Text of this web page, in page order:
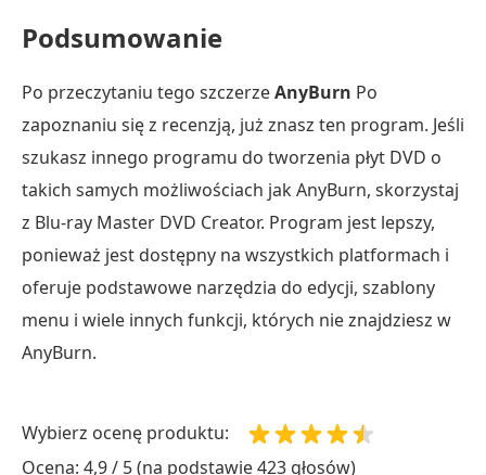
Podsumowanie
Po przeczytaniu tego szczerzeAnyBurn Po
zapoznaniu się z recenzją, już znasz ten program. Jeśli
szukasz innego programu do tworzenia płyt DVD o
takich samych możliwościach jak AnyBurn, skorzystaj
z Blu-ray Master DVD Creator. Program jest lepszy,
ponieważ jest dostępny na wszystkich platformach i
oferuje podstawowe narzędzia do edycji, szablony
menu i wiele innych funkcji, których nie znajdziesz w
AnyBurn.
Wybierz ocenę produktu:
Ocena: 4,9 / 5 (na podstawie 423 głosów)